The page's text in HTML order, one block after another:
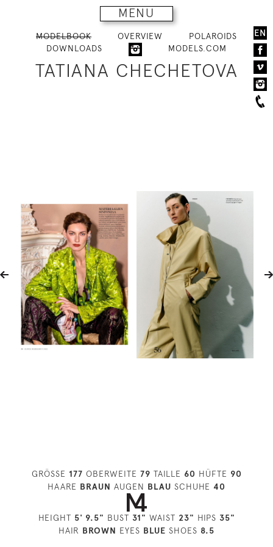
MENU
EN
MODELBOOK OVERVIEW
POLAROIDS
DOWNLOADS
MODELS.COM
TATIANA CHECHETOVA
GRÖSSE 177 OBERWEITE 79 TAILLE 60 HÜFTE 90
HAARE BRAUN AUGEN BLAU SCHUHE 40
HEIGHT 5' 9.5" BUST 31" WAIST 23" HIPS 35"
HAIR BROWN EYES BLUE SHOES 8.5